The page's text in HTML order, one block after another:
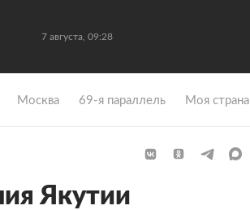
7 августа, 09:28
Москва 69-я параллель Моя страна
Якутии